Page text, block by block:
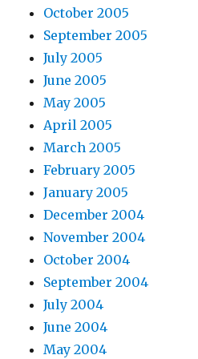
October 2005
September 2005
July 2005
June 2005
May 2005
April 2005
March 2005
February 2005
January 2005
December 2004
November 2004
October 2004
September 2004
July 2004
June 2004
May 2004